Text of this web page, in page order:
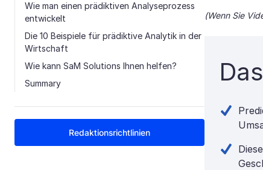
Wie man einen prädiktiven Analyseprozess
entwickelt
Die 10 Beispiele für prädiktive Analytik in der
Wirtschaft
Wie kann SaM Solutions Ihnen helfen?
Summary
Redaktionsrichtlinien
(Wenn Sie